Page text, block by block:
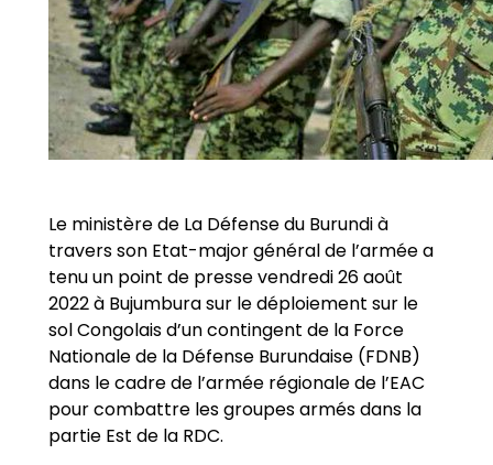
Le ministère de La Défense du Burundi à
travers son Etat-major général de l’armée a
tenu un point de presse vendredi 26 août
2022 à Bujumbura sur le déploiement sur le
sol Congolais d’un contingent de la Force
Nationale de la Défense Burundaise (FDNB)
dans le cadre de l’armée régionale de l’EAC
pour combattre les groupes armés dans la
partie Est de la RDC.